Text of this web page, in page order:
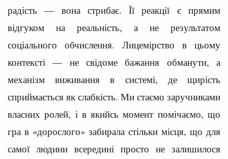
радість — вона стрибає. Її реакції є прямим
відгуком на реальність, а не результатом
соціального обчислення. Лицемірство в цьому
контексті — не свідоме бажання обманути, а
механізм виживання в системі, де щирість
сприймається як слабкість. Ми стаємо заручниками
власних ролей, і в якийсь момент помічаємо, що
гра в «дорослого» забирала стільки місця, що для
самої людини всередині просто не залишилося